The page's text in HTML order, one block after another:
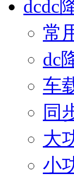
dcdc
常
dc
车
同
大
小